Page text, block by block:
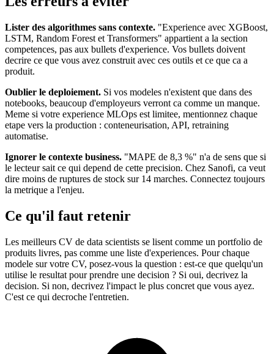
Lister des algorithmes sans contexte. "Experience avec XGBoost,
LSTM, Random Forest et Transformers" appartient a la section
competences, pas aux bullets d'experience. Vos bullets doivent
decrire ce que vous avez construit avec ces outils et ce que ca a
produit.
Oublier le deploiement. Si vos modeles n'existent que dans des
notebooks, beaucoup d'employeurs verront ca comme un manque.
Meme si votre experience MLOps est limitee, mentionnez chaque
etape vers la production : conteneurisation, API, retraining
automatise.
Ignorer le contexte business. "MAPE de 8,3 %" n'a de sens que si
le lecteur sait ce qui depend de cette precision. Chez Sanofi, ca veut
dire moins de ruptures de stock sur 14 marches. Connectez toujours
la metrique a l'enjeu.
Ce qu'il faut retenir
Les meilleurs CV de data scientists se lisent comme un portfolio de
produits livres, pas comme une liste d'experiences. Pour chaque
modele sur votre CV, posez-vous la question : est-ce que quelqu'un
utilise le resultat pour prendre une decision ? Si oui, decrivez la
decision. Si non, decrivez l'impact le plus concret que vous ayez.
C'est ce qui decroche l'entretien.